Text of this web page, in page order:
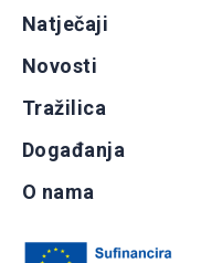
Natječaji
Novosti
Tražilica
Događanja
O nama